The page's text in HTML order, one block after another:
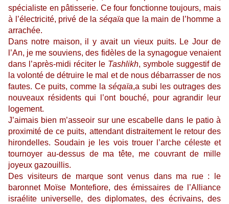
spécialiste en pâtisserie. Ce four fonctionne toujours, mais
à l’électricité, privé de la séqaïa que la main de l’homme a
arrachée.
Dans notre maison, il y avait un vieux puits. Le Jour de
l’An, je me souviens, des fidèles de la synagogue venaient
dans l’après-midi réciter le Tashlikh, symbole suggestif de
la volonté de détruire le mal et de nous débarrasser de nos
fautes. Ce puits, comme la séqaïa,a subi les outrages des
nouveaux résidents qui l’ont bouché, pour agrandir leur
logement.
J’aimais bien m’asseoir sur une escabelle dans le patio à
proximité de ce puits, attendant distraitement le retour des
hirondelles. Soudain je les vois trouer l’arche céleste et
tournoyer au-dessus de ma tête, me couvrant de mille
joyeux gazouillis.
Des visiteurs de marque sont venus dans ma rue : le
baronnet Moïse Montefiore, des émissaires de l’Alliance
israélite universelle, des diplomates, des écrivains, des